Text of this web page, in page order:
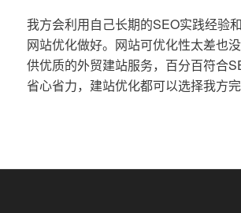
我方会利用自己长期的SEO实践经验
网站优化做好。网站可优化性太差也
供优质的外贸建站服务，百分百符合
省心省力，建站优化都可以选择我方完